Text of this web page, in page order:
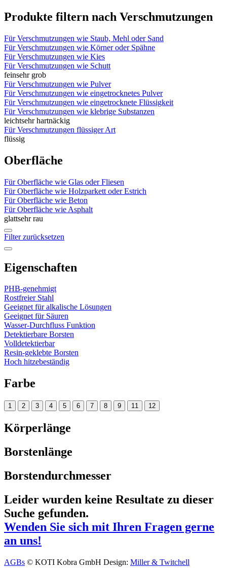
Produkte filtern nach Verschmutzungen
Für Verschmutzungen wie Staub, Mehl oder Sand
Für Verschmutzungen wie Körner oder Spähne
Für Verschmutzungen wie Kies
Für Verschmutzungen wie Schutt
feinsehr grob
Für Verschmutzungen wie Pulver
Für Verschmutzungen wie eingetrocknetes Pulver
Für Verschmutzungen wie eingetrocknete Flüssigkeit
Für Verschmutzungen wie klebrige Substanzen
leichtsehr hartnäckig
Für Verschmutzungen flüssiger Art
flüssig
Oberfläche
Für Oberfläche wie Glas oder Fliesen
Für Oberfläche wie Holzparkett oder Estrich
Für Oberfläche wie Beton
Für Oberfläche wie Asphalt
glattsehr rau
Filter zurücksetzen
Eigenschaften
PHB-genehmigt
Rostfreier Stahl
Geeignet für alkalische Lösungen
Geeignet für Säuren
Wasser-Durchfluss Funktion
Detektierbare Borsten
Volldetektierbar
Resin-geklebte Borsten
Hoch hitzebeständig
Farbe
1 2 3 4 5 6 7 8 9 11 12
Körperlänge
Borstenlänge
Borstendurchmesser
Leider wurden keine Resultate zu dieser
Suche gefunden.
Wenden Sie sich mit Ihren Fragen gerne
an uns!
AGBs © KOTI Kobra GmbH Design: Miller & Twitchell